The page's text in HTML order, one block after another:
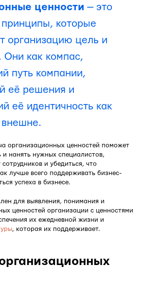
ценности — это
которые
организацию цель и
Они как компас,
путь компании,
её решения и
её идентичность как
внешне.
организационных ценностей поможет
и нанять нужных специалистов,
и убедиться, что
лучше всего поддерживать бизнес-
успеха в бизнесе.
для выявления, понимания и
ценностей организации с ценностями
их ежедневной жизни и
, которая их поддерживает.